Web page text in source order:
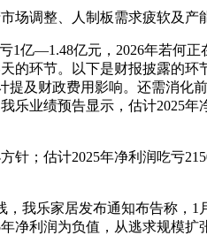
调整、人制板需求疲软及产
—1.48亿元，2026年若何
环节。以下是财报披露的
及财政费用影响。还需消
业绩预告显示，估计2025
；估计2025年净利润吃亏
乐家居发布通知布告称，1
净利润为负值，从逃求规模